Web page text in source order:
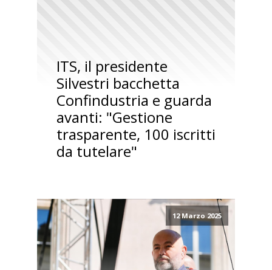
ITS, il presidente
Silvestri bacchetta
Confindustria e guarda
avanti: "Gestione
trasparente, 100 iscritti
da tutelare"
12 Marzo 2025